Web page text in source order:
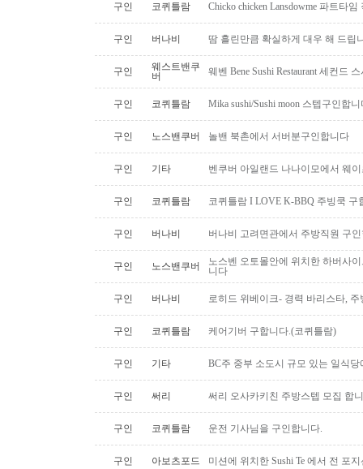
구인 코퀴틀람 Chicko chicken Lansdowme 파트타
구인 버나비 땀 흘린만큼 확실하게 대우 해 드립
구인
웨스트밴쿠
버
웨벤 Bene Sushi Restaurant 세컨드
구인 코퀴틀람 Mika sushi/Sushi moon 스텝구인합
구인 노스밴쿠버 놀밴 북촌에서 서버분구인합니다
구인 기타 벤쿠버 아일랜드 나나이모에서 웨
구인 코퀴틀람 코퀴틀람 I LOVE K-BBQ 주빙쿡 구
구인 버나비 버나비 고려면관에서 주방직원 구
구인 노스밴쿠버
노스벤 오토몰안에 위치한 하버사
니다
구인 버나비 로히드 위베이크- 경력 바리스타, 주
구인 코퀴틀람 케어기버 구합니다.(코퀴틀람)
구인 기타 BC주 중부 소도시 규모 있는 일식
구인 써리 써리 오사카키친 주방스텝 모집 합
구인 코퀴틀람 운전 기사님을 구인합니다.
구인 아보츠포드 미션에 위치한 Sushi Te 에서 전 포